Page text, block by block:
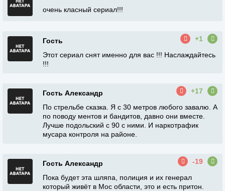
очень класный сериал!!!
Гость
+1
Этот сериал снят именно для вас !!! Наслаждайтесь
!!!
Гость Александр
+17
По стрельбе сказка. Я с 30 метров любого завалю. А
по поводу ментов и бандитов, давно они вместе.
Лучше подольский с 90 с ними. И наркотрафик
мусара контроля на районе.
Гость Александр
-19
Пока будет эта шляпа, полиция и их генерал
который живёт в Мос области, это и есть притон.